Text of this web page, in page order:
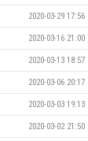
2020-03-29 17:56
2020-03-16 21:00
2020-03-13 18:57
2020-03-06 20:17
2020-03-03 19:13
2020-03-02 21:50